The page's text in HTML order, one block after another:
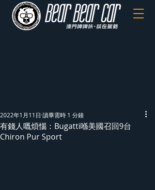
有錢人嘅煩惱：Bugatti喺美國召回9台
Chiron Pur Sport
2022年1月11日 讀畢需時 1 分鐘